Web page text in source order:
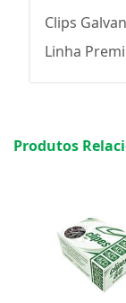
Clips
Linha
Produtos